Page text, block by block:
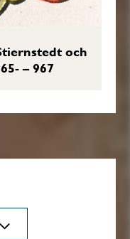
och
– 967